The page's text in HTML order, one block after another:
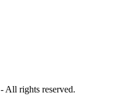
- All rights reserved.